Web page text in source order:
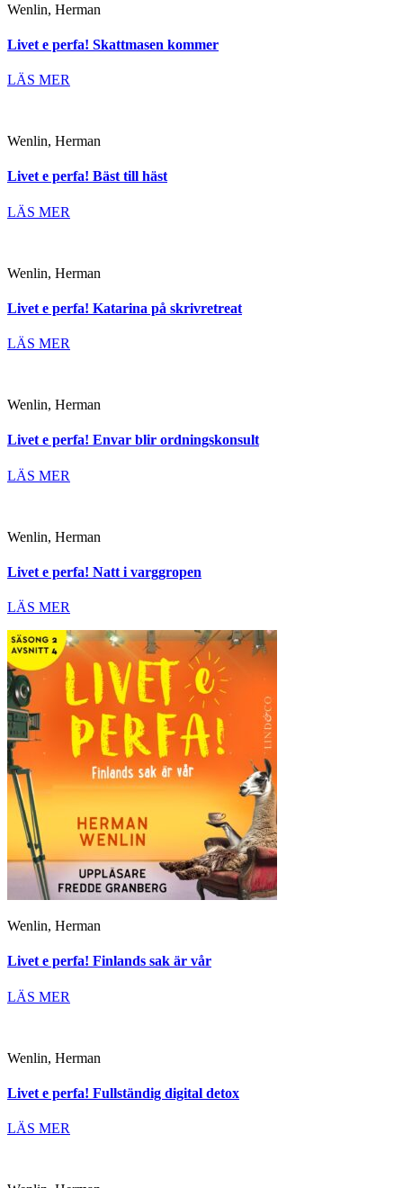
Wenlin, Herman
Livet e perfa! Skattmasen kommer
LÄS MER
Wenlin, Herman
Livet e perfa! Bäst till häst
LÄS MER
Wenlin, Herman
Livet e perfa! Katarina på skrivretreat
LÄS MER
Wenlin, Herman
Livet e perfa! Envar blir ordningskonsult
LÄS MER
Wenlin, Herman
Livet e perfa! Natt i varggropen
LÄS MER
Wenlin, Herman
Livet e perfa! Finlands sak är vår
LÄS MER
Wenlin, Herman
Livet e perfa! Fullständig digital detox
LÄS MER